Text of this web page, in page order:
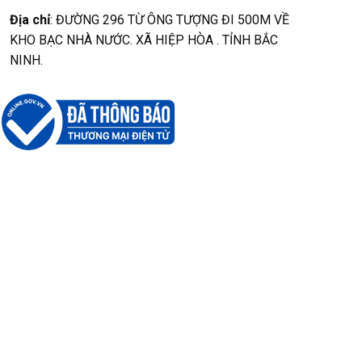
Địa chỉ: ĐƯỜNG 296 TỪ ÔNG TƯỢNG ĐI 500M VỀ
KHO BẠC NHÀ NƯỚC. XÃ HIỆP HÒA . TỈNH BẮC
NINH.